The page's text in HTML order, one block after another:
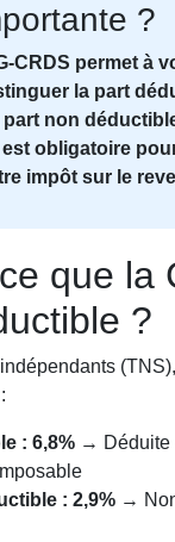
?
CRDS permet à
la part
part non
obligatoire
impôt sur le
que la
?
: 6,8% → Déduite
: 2,9% →